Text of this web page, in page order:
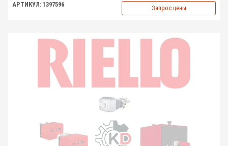
АРТИКУЛ: 1397596 Запрос цены